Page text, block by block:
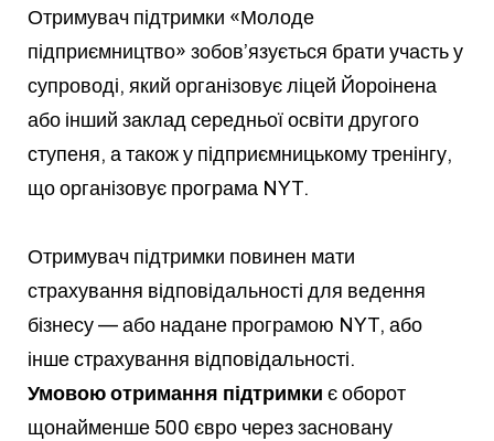
Отримувач підтримки «Молоде
підприємництво» зобов’язується брати участь у
супроводі, який організовує ліцей Йороінена
або інший заклад середньої освіти другого
ступеня, а також у підприємницькому тренінгу,
що організовує програма NYT.
Отримувач підтримки повинен мати
страхування відповідальності для ведення
бізнесу — або надане програмою NYT, або
інше страхування відповідальності.
Умовою отримання підтримки є оборот
щонайменше 500 євро через засновану